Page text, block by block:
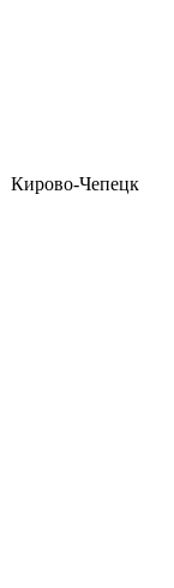
Кирово-Чепецк